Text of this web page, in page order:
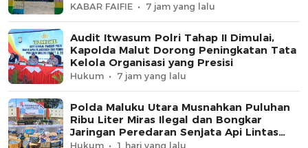
KABAR FAIFIE 7 jam yang lalu
Audit Itwasum Polri Tahap II Dimulai,
Kapolda Malut Dorong Peningkatan Tata
Kelola Organisasi yang Presisi
Hukum 7 jam yang lalu
Polda Maluku Utara Musnahkan Puluhan
Ribu Liter Miras Ilegal dan Bongkar
Jaringan Peredaran Senjata Api Lintas
Negara
Hukum 1 hari yang lalu